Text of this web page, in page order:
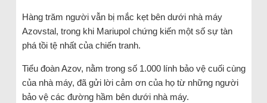
Hàng trăm người vẫn bị mắc kẹt bên dưới nhà máy
Azovstal, trong khi Mariupol chứng kiến ​​một số sự tàn
phá tồi tệ nhất của chiến tranh.
Tiểu đoàn Azov, nằm trong số 1.000 lính bảo vệ cuối cùng
của nhà máy, đã gửi lời cảm ơn của họ từ những người
bảo vệ các đường hầm bên dưới nhà máy.